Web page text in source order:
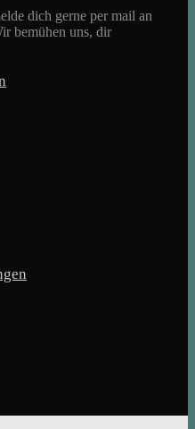
dich gerne per mail an
bemühen uns, dir